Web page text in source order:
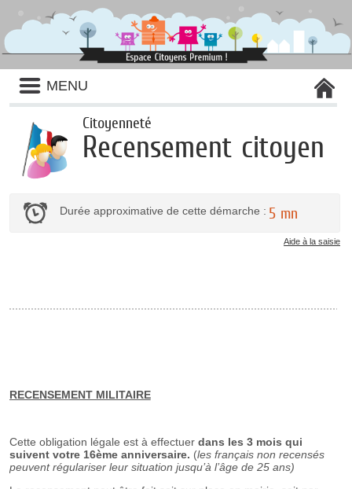
Liste
des
avertissements
MENU
Citoyenneté
Recensement citoyen
Durée approximative de cette démarche : 5 mn
Aide à la saisie